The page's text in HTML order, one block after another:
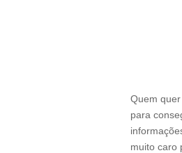
Quem
para
muito caro